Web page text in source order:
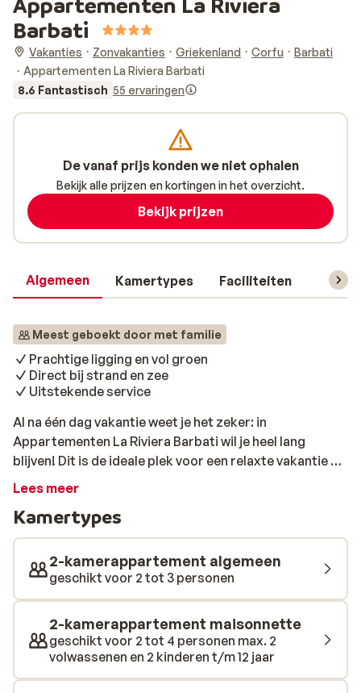
Barbati
Vakanties Zonvakanties Griekenland Corfu
Barbati
Appartementen La Riviera Barbati
8.6 Fantastisch 55 ervaringen
Algemeen Kamertypes Faciliteiten
Meest geboekt door met familie
Prachtige ligging en vol groen
Direct bij strand en zee
Uitstekende service
Al na één dag vakantie weet je het zeker: in
Appartementen La Riviera Barbati wil je heel lang
blijven! Dit is de ideale plek voor een relaxte vakantie op
het prachtige eiland Corfu. De appartementen voelen
behulpzaam en het ontvangst is hartelijk. In de buurt
vind je leuke restaurantjes, supermarktjes en een
bakker voor een dagelijkse boodschap; ideaal. Er
worden verschillende type appartementen
aangeboden. De sfeervolle woonkamer van je
appartement is er volledig op ingericht om de vakantie
zo ontspannen mogelijk te maken en is uitgerust met
een kitchenette/keuken en zithoekje. Het fantastische
uitzicht op zee draagt daar zeker aan bij! Voor net een
Lees meer
Kamertypes
2-kamerappartement algemeen
geschikt voor 2 tot 3 personen
2-kamerappartement maisonnette
geschikt voor 2 tot 4 personen max. 2
volwassenen en 2 kinderen t/m 12 jaar
De vanaf prijs konden we niet ophalen
Bekijk alle prijzen en kortingen in het overzicht.
Bekijk prijzen